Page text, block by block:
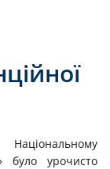
було урочисто